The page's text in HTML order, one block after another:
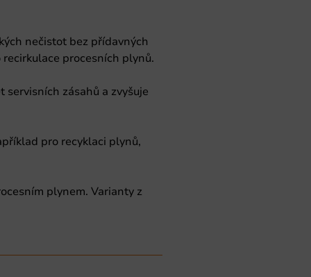
nečistot bez přídavných
procesních plynů.
zásahů a zvyšuje
pro recyklaci plynů,
plynem. Varianty z